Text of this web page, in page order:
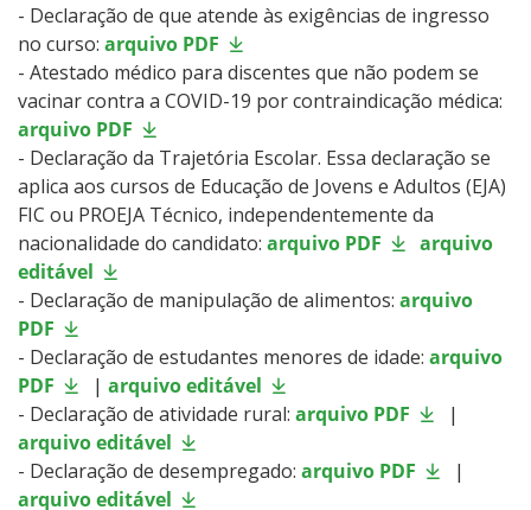
- Declaração de que atende às exigências de ingresso
no curso: arquivo PDF
- Atestado médico para discentes que não podem se
vacinar contra a COVID-19 por contraindicação médica:
arquivo PDF
- Declaração da Trajetória Escolar. Essa declaração se
aplica aos cursos de Educação de Jovens e Adultos (EJA)
FIC ou PROEJA Técnico, independentemente da
nacionalidade do candidato: arquivo PDF
arquivo
editável
- Declaração de manipulação de alimentos: arquivo
PDF
- Declaração de estudantes menores de idade: arquivo
PDF
| arquivo editável
- Declaração de atividade rural: arquivo PDF
|
arquivo editável
- Declaração de desempregado: arquivo PDF
|
arquivo editável